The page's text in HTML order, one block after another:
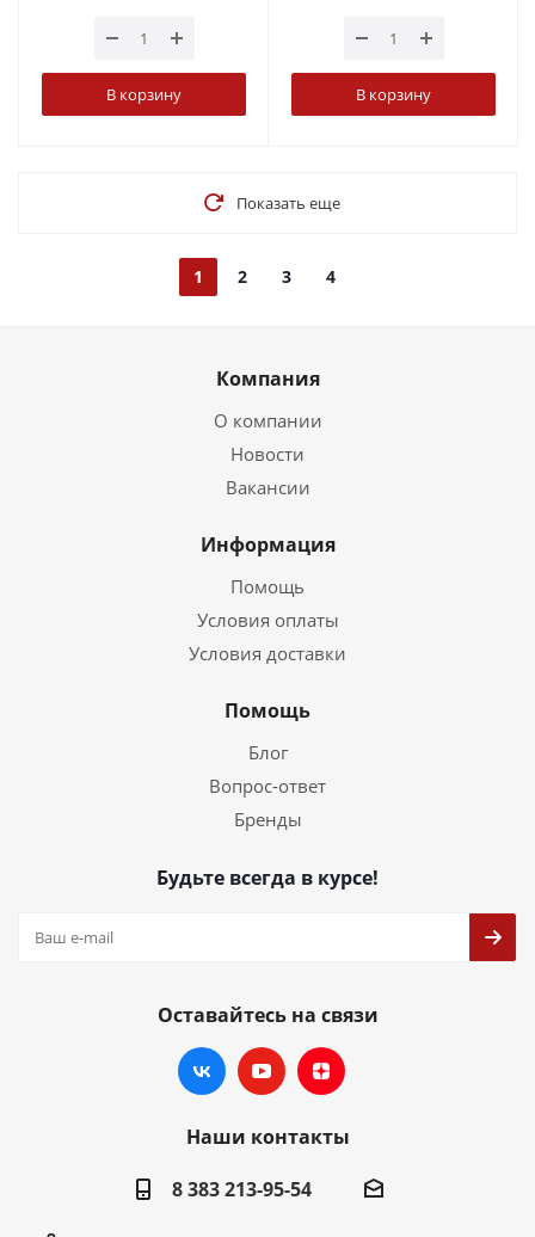
В корзину В корзину
Показать еще
1 2 3 4
Компания
О компании
Новости
Вакансии
Информация
Помощь
Условия оплаты
Условия доставки
Помощь
Блог
Вопрос-ответ
Бренды
Будьте всегда в курсе!
Оставайтесь на связи
Наши контакты
8 383 213-95-54